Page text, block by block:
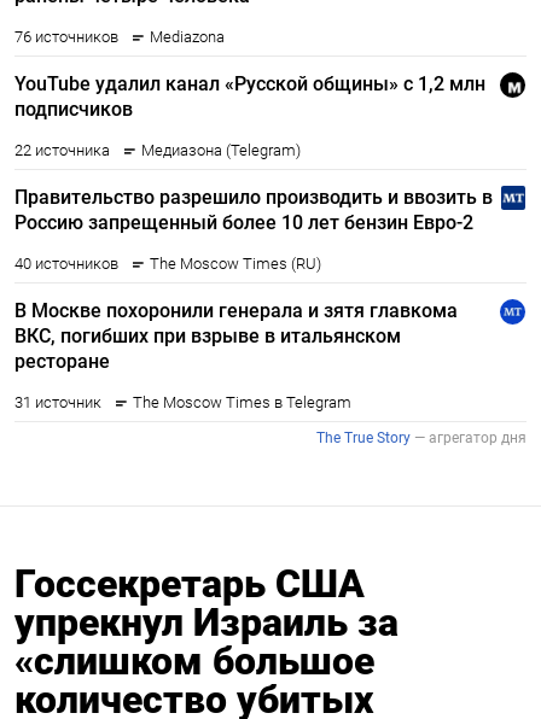
Госсекретарь США
упрекнул Израиль за
«слишком большое
количество убитых